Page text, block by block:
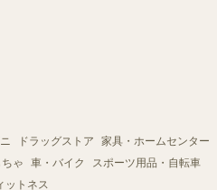
ドラッグストア
家具・ホームセンター
ゃ 車・バイク
スポーツ用品・自転車
ットネス